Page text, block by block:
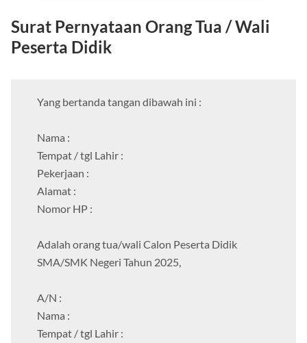
Surat Pernyataan Orang Tua / Wali
Peserta Didik
Yang bertanda tangan dibawah ini :
Nama :
Tempat / tgl Lahir :
Pekerjaan :
Alamat :
Nomor HP :
Adalah orang tua/wali Calon Peserta Didik
SMA/SMK Negeri Tahun 2025,
A/N :
Nama :
Tempat / tgl Lahir :